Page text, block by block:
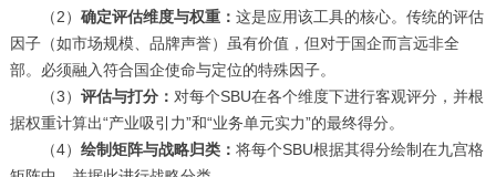
（2） 确定评估维度与权重： 这是应用该工具的核心。传统的评估
因子（如市场规模、品牌声誉）虽有价值，但对于国企而言远非全
部。必须融入符合国企使命与定位的特殊因子。
（3） 评估与打分： 对每个SBU在各个维度下进行客观评分，并根
据权重计算出“产业吸引力”和“业务单元实力”的最终得分。
（4） 绘制矩阵与战略归类： 将每个SBU根据其得分绘制在九宫格